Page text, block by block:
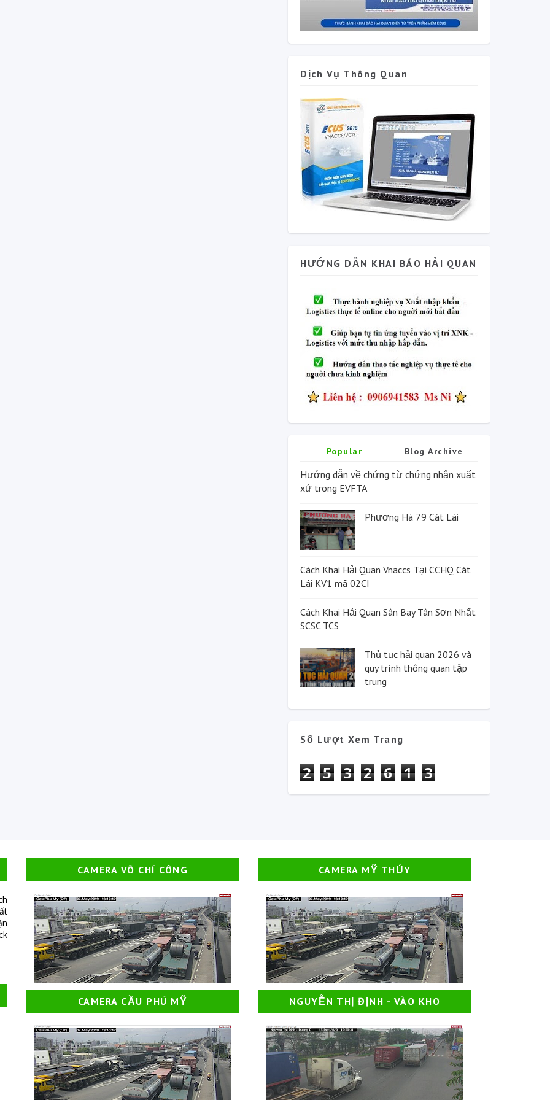
Dịch Vụ Thông Quan
HƯỚNG DẪN KHAI BÁO HẢI QUAN
Popular Blog Archive
Hướng dẫn về chứng từ chứng nhận xuất
xứ trong EVFTA
Phương Hà 79 Cát Lái
Cách Khai Hải Quan Vnaccs Tại CCHQ Cát
Lái KV1 mã 02CI
Cách Khai Hải Quan Sân Bay Tân Sơn Nhất
SCSC TCS
Thủ tục hải quan 2026 và
quy trình thông quan tập
trung
Số Lượt Xem Trang
2 5 3 2 6 1 3
CAMERA VÕ CHÍ CÔNG
CAMERA CẦU PHÚ MỸ
CAMERA MỸ THỦY
NGUYỄN THỊ ĐỊNH - VÀO KHO